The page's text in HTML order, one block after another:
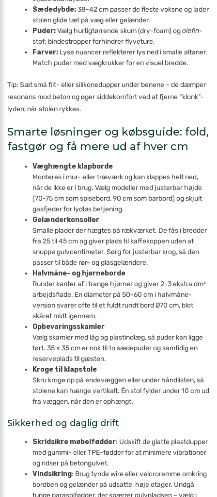
Sædedybde:38-42 cm passer de fleste voksne og lader
stolen glide tæt på væg eller gelænder.
Puder:Vælg hurtig­tørrende skum (dry-foam) ogolefin-
stof; bindestropper forhindrer flyve­ture.
Farver: Lyse nuancer reflekterer lys ned i smalle altaner.
Match puder med vægkrukker for en visuel bredde.
Tip: Sæt små filt- eller silikonedupper under benene – de dæmper
resonans mod beton og øger siddekomfort ved at fjerne “klonk”-
lyden, når stolen rykkes.
Smarte løsninger og købsguide: fold,
fastgør og få mere ud af hver cm
Væghængte klapborde
Monteres i mur- eller træværk og kan klappes helt ned,
når de ikke er i brug. Vælg modeller med justerbar højde
(70-75 cm som spisebord, 90 cm som barbord) og skjult
gasfjeder for lydløs betjening.
Gelænderkonsoller
Smalle plader der hægtes på rækværket. De fås i bredder
fra 25 til 45 cm og giver plads til kaffekoppen uden at
snuppe gulvcentimeter. Sørg for justerbar krog, så den
passer til både rør- og glasgelændere.
Halvmåne- og hjørneborde
Runder kanter af i trange hjørner og giver 2-3 ekstra dm²
arbejdsflade. En diameter på 50-60 cm i halvmåne-
version svarer ofte til et fuldt rundt bord Ø70 cm, blot
skåret midt igennem.
Opbevaringsskamler
Vælg skamler med låg og plastindlæg, så puder kan ligge
tørt. 35 × 35 cm er nok til to sædepuder og samtidig en
reserveplads til gæsten.
Kroge til klapstole
Skru kroge op på endevæggen eller under håndlisten, så
stolene kan hænge vertikalt. Én stol fylder under 10 cm ud
fra væggen, når den er ophængt.
Sikkerhed og daglig drift
Skridsikre møbelfødder: Udskift de glatte plastdupper
med gummi- eller TPE-fødder for at minimere vibrationer
og ridser på betongulvet.
Vindsikring: Brug tynde wire eller velcroremme omkring
bordben og gelænder på udsatte, høje etager. Undgå
tunge parasolfødder, der spærrer gulvpladsen – vælg i